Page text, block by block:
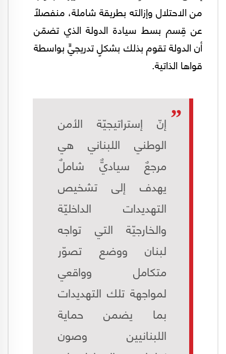
من الاحتلال وإزالته بطريقة شاملة، منفصلاً
عن قِسم بسط سيادة الدولة الذي تضمّن
أن الدولة تقوم بذلك بشكلٍ تدريجيٍّ بواسطة
قواها الذاتية.
إنّ إستراتيجيّة الأمن
الوطني اللبناني هي
مرجعٌ سياديٌّ شاملٌ
يهدف إلى تشخيص
التهديدات الداخليّة
والخارجيّة التي تواجه
لبنان ووضع تصوّر
متكامل وواقعي
لمواجهة تلك التهديدات
بما يضمن حماية
اللبنانيين وصون